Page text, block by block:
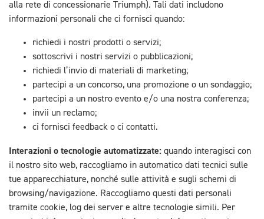
alla rete di concessionarie Triumph). Tali dati includono
informazioni personali che ci fornisci quando:
richiedi i nostri prodotti o servizi;
sottoscrivi i nostri servizi o pubblicazioni;
richiedi l’invio di materiali di marketing;
partecipi a un concorso, una promozione o un sondaggio;
partecipi a un nostro evento e/o una nostra conferenza;
invii un reclamo;
ci fornisci feedback o ci contatti.
Interazioni o tecnologie automatizzate: quando interagisci con
il nostro sito web, raccogliamo in automatico dati tecnici sulle
tue apparecchiature, nonché sulle attività e sugli schemi di
browsing/navigazione. Raccogliamo questi dati personali
tramite cookie, log dei server e altre tecnologie simili. Per